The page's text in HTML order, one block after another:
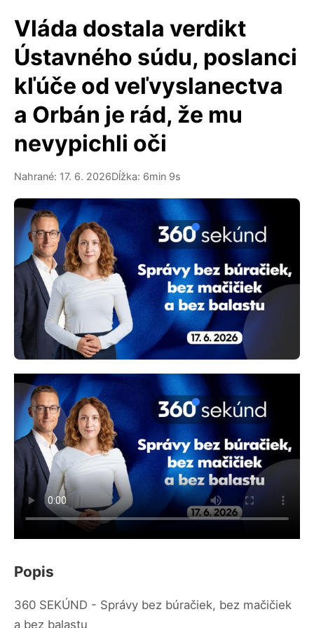
Vláda dostala verdikt
Ústavného súdu, poslanci
kľúče od veľvyslanectva
a Orbán je rád, že mu
nevypichli oči
Nahrané: 17. 6. 2026Dĺžka: 6min 9s
Popis
360 SEKÚND - Správy bez búračiek, bez mačičiek
a bez balastu